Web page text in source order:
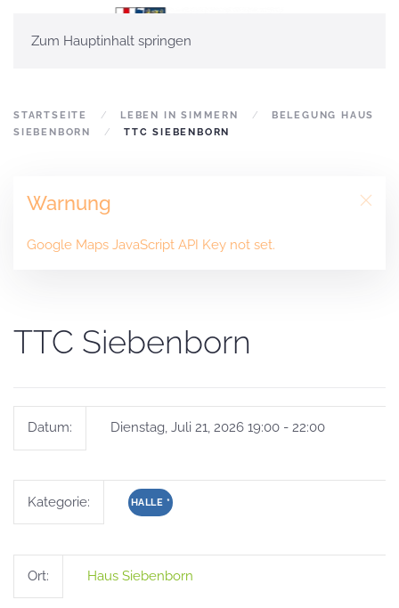
Zum Hauptinhalt springen
STARTSEITE LEBEN IN SIMMERN
BELEGUNG HAUS
SIEBENBORN
TTC SIEBENBORN
Warnung
Google Maps JavaScript API Key not set.
TTC Siebenborn
Datum: Dienstag, Juli 21, 2026 19:00 - 22:00
Kategorie: HALLE *
Ort: Haus Siebenborn